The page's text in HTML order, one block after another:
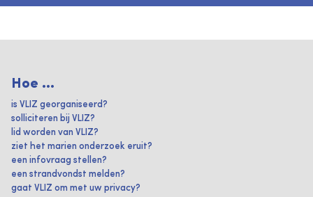
Hoe ...
is VLIZ georganiseerd?
solliciteren bij VLIZ?
lid worden van VLIZ?
ziet het marien onderzoek eruit?
een infovraag stellen?
een strandvondst melden?
gaat VLIZ om met uw privacy?